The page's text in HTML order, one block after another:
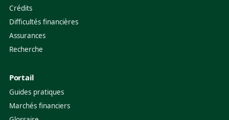
Crédits
Difficultés financières
Assurances
Recherche
Portail
Guides pratiques
Marchés financiers